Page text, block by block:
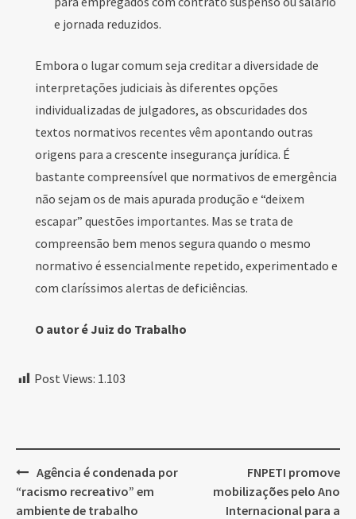
e jornada reduzidos.
Embora o lugar comum seja creditar a diversidade de
interpretações judiciais às diferentes opções
individualizadas de julgadores, as obscuridades dos
textos normativos recentes vêm apontando outras
origens para a crescente insegurança jurídica. É
bastante compreensível que normativos de emergência
não sejam os de mais apurada produção e “deixem
escapar” questões importantes. Mas se trata de
compreensão bem menos segura quando o mesmo
normativo é essencialmente repetido, experimentado e
com claríssimos alertas de deficiências.
O autor é Juiz do Trabalho
Post Views: 1.103
Post
navigation
Agência é condenada por
“racismo recreativo” em
ambiente de trabalho
FNPETI promove
mobilizações pelo Ano
Internacional para a